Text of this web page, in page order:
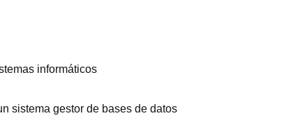
informáticos
sistema gestor de bases de datos